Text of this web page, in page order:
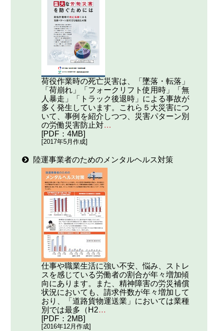
荷役作業時の死亡災害は、「墜落・転落」
「荷崩れ」「フォークリフト使用時」「無
人暴走」「トラック後退時」による事故が
多く発生しています。これら５大災害につ
いて、事例を紹介しつつ、災害パターン別
の労働災害防止対…
[PDF：4MB]
[2017年5月作成]
陸運事業者のためのメンタルヘルス対策
仕事や職業生活に強い不安、悩み、ストレ
スを感じている労働者の割合が年々増加傾
向にあります。また、精神障害の労災補償
状況においても、請求件数が年々増加して
おり、「道路貨物運送業」においては業種
別では最多（H2…
[PDF：2MB]
[2016年12月作成]